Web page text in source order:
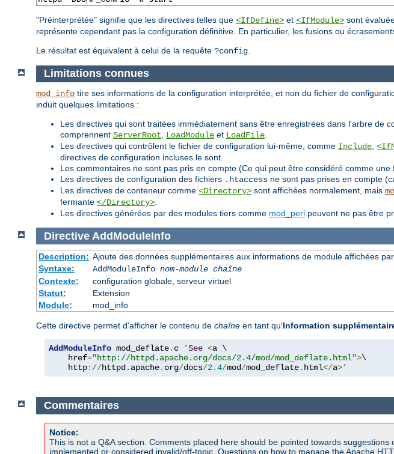
"Préinterprétée" signifie que les directives telles que <IfDefine> et <IfModule> sont
représente cependant pas la configuration définitive. En particulier, les fusions ou
Le résultat est équivalent à celui de la requête ?config
Limitations connues
mod_info tire ses informations de la configuration interprétée, et non du fichier de
induit quelques limitations :
Les directives qui sont traitées immédiatement sans être enregistrées dans l'arbre de
comprennent ServerRoot LoadModule et LoadFile
Les directives qui contrôlent le fichier de configuration lui-même, comme Include
directives de configuration incluses le sont.
Les commentaires ne sont pas pris en compte (Ce qui peut être considéré comme une
Les directives de configuration des fichiers .htaccess ne sont pas prises en compte
Les directives de conteneur comme <Directory> sont affichées normalement, mais
fermante </Directory>
Les directives générées par des modules tiers comme mod_perl peuvent ne pas être
Directive AddModuleInfo
Description: Ajoute des données supplémentaires aux informations de module affichées
Syntaxe:
AddModuleInfo nom-module chaîne
Contexte:
configuration globale, serveur virtuel
Statut:
Extension
Module:
mod_info
Cette directive permet d'afficher le contenu de chaîne en tant qu'Information
AddModuleInfo mod_deflate. c 'See <a \
    href
="http://httpd.apache.org/docs/2.4/mod/mod_deflate.html">\
    http
://httpd. apache. org/docs/2.4/mod/mod_deflate. html</a>'
Commentaires
Notice:
This is not a Q&A section. Comments placed here should be pointed towards
implemented or considered invalid/off-topic. Questions on how to manage the Apache